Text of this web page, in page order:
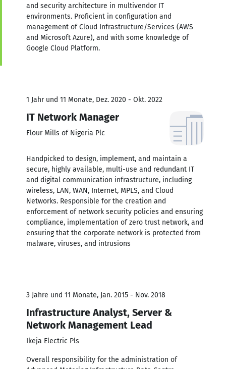
and security architecture in multivendor IT
environments. Proficient in configuration and
management of Cloud Infrastructure/Services (AWS
and Microsoft Azure), and with some knowledge of
Google Cloud Platform.
1 Jahr und 11 Monate, Dez. 2020 - Okt. 2022
IT Network Manager
Flour Mills of Nigeria Plc
Handpicked to design, implement, and maintain a
secure, highly available, multi-use and redundant IT
and digital communication infrastructure, including
wireless, LAN, WAN, Internet, MPLS, and Cloud
Networks. Responsible for the creation and
enforcement of network security policies and ensuring
compliance, implementation of zero trust network, and
ensuring that the corporate network is protected from
malware, viruses, and intrusions
3 Jahre und 11 Monate, Jan. 2015 - Nov. 2018
Infrastructure Analyst, Server &
Network Management Lead
Ikeja Electric Pls
Overall responsibility for the administration of